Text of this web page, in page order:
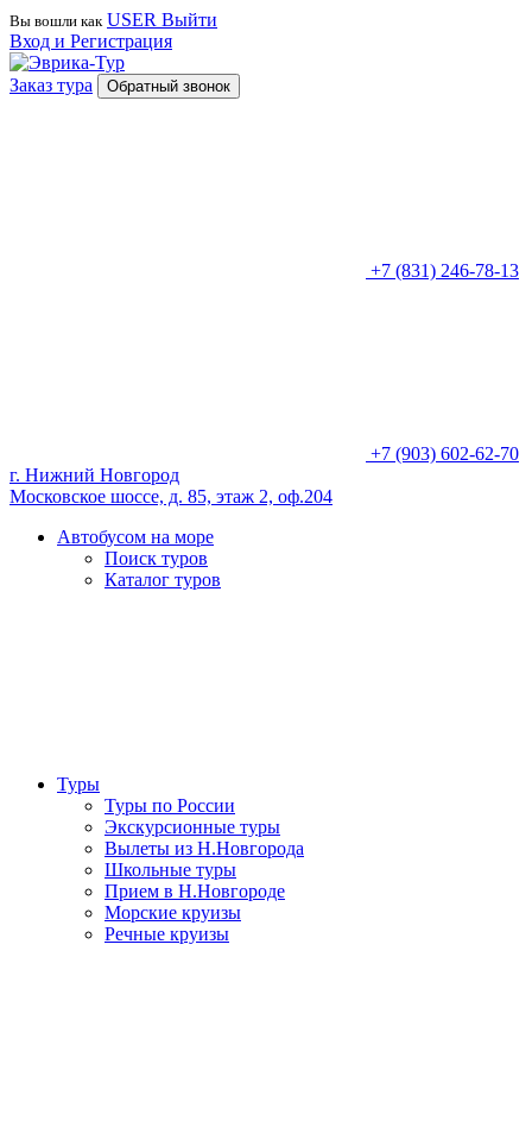
Вы вошли как USER Выйти
Вход и Регистрация
Заказ тура Обратный звонок
+7 (831) 246-78-13
+7 (903) 602-62-70
г. Нижний Новгород
Московское шоссе, д. 85, этаж 2, оф.204
Автобусом на море
Поиск туров
Каталог туров
Туры
Туры по России
Экскурсионные туры
Вылеты из Н.Новгорода
Школьные туры
Прием в Н.Новгороде
Морские круизы
Речные круизы